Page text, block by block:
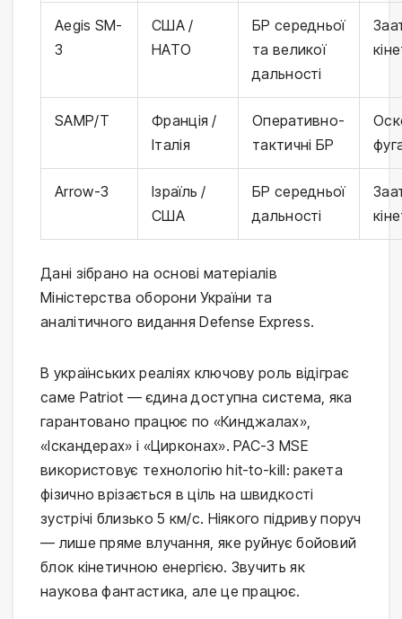
Aegis SM-
3
США /
НАТО
БР середньої
та великої
дальності
SAMP/T
Франція /
Італія
Оперативно-
тактичні БР
Arrow-3
Ізраїль /
США
БР середньої
дальності
Дані зібрано на основі матеріалів
Міністерства оборони України та
аналітичного видання Defense Express.
В українських реаліях ключову роль відіграє
саме Patriot — єдина доступна система, яка
гарантовано працює по «Кинджалах»,
«Іскандерах» і «Цирконах». PAC-3 MSE
використовує технологію hit-to-kill: ракета
фізично врізається в ціль на швидкості
зустрічі близько 5 км/с. Ніякого підриву поруч
— лише пряме влучання, яке руйнує бойовий
блок кінетичною енергією. Звучить як
наукова фантастика, але це працює.